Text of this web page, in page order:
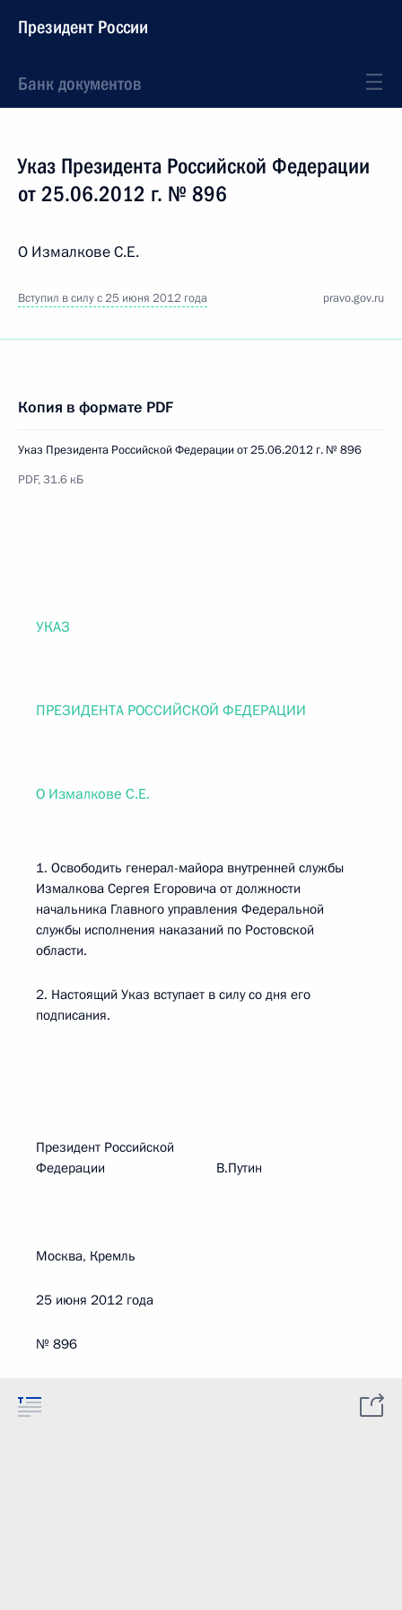
Президент России
Банк документов
Указ Президента Российской Федерации
от 25.06.2012 г. № 896
О Измалкове С.Е.
Вступил в силу с 25 июня 2012 года pravo.gov.ru
Копия в формате PDF
Указ Президента Российской Федерации от 25.06.2012 г. № 896
PDF, 31.6 кБ
УКАЗ
ПРЕЗИДЕНТА РОССИЙСКОЙ ФЕДЕРАЦИИ
О Измалкове С.Е.
1. Освободить генерал-майора внутренней службы
Измалкова Сергея Егоровича от должности
начальника Главного управления Федеральной
службы исполнения наказаний по Ростовской
области.
2. Настоящий Указ вступает в силу со дня его
подписания.
Президент Российской
Федерации В.Путин
Москва, Кремль
25 июня 2012 года
№ 896